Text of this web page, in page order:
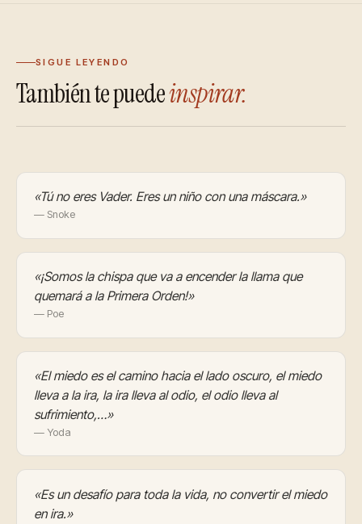
SIGUE LEYENDO
También te puedeinspirar.
«Tú no eres Vader. Eres un niño con una máscara.»
— Snoke
«¡Somos la chispa que va a encender la llama que
quemará a la Primera Orden!»
— Poe
«El miedo es el camino hacia el lado oscuro, el miedo
lleva a la ira, la ira lleva al odio, el odio lleva al
sufrimiento,…»
— Yoda
«Es un desafío para toda la vida, no convertir el miedo
en ira.»